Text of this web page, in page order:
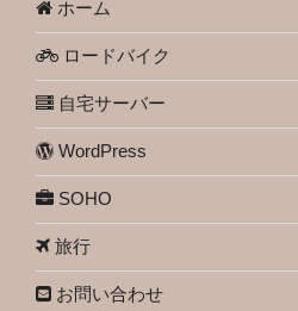
ホーム
ロードバイク
自宅サーバー
WordPress
SOHO
旅行
お問い合わせ